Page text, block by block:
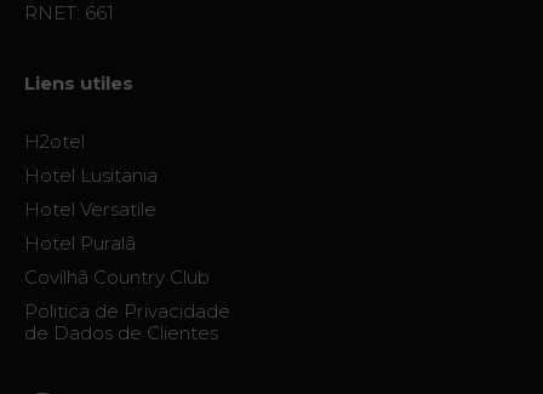
Visite
RNET: 661
Liens utiles
H2otel
Hotel Lusitania
Hotel Versatile
Hotel Puralã
Covilhã Country Club
Politica de Privacidade
de Dados de Clientes